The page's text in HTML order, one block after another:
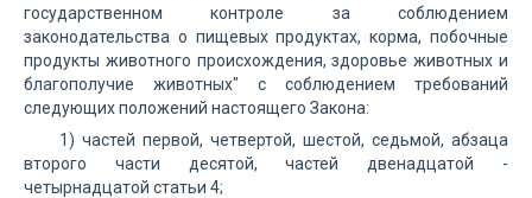
государственном контроле за соблюдением
законодательства о пищевых продуктах, корма, побочные
продукты животного происхождения, здоровье животных и
благополучие животных" с соблюдением требований
следующих положений настоящего Закона:
1) частей первой, четвертой, шестой, седьмой, абзаца
второго части десятой, частей двенадцатой -
четырнадцатой статьи 4;